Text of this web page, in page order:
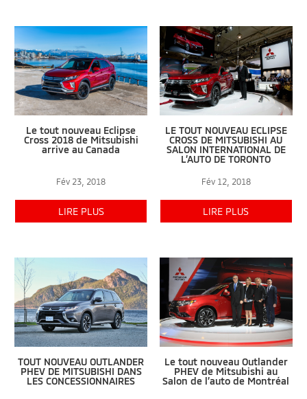
Le tout nouveau Eclipse
Cross 2018 de Mitsubishi
arrive au Canada
Fév 23, 2018
LIRE PLUS
TOUT NOUVEAU OUTLANDER
PHEV DE MITSUBISHI DANS
LES CONCESSIONNAIRES
LE TOUT NOUVEAU ECLIPSE
CROSS DE MITSUBISHI AU
SALON INTERNATIONAL DE
L’AUTO DE TORONTO
Fév 12, 2018
LIRE PLUS
Le tout nouveau Outlander
PHEV de Mitsubishi au
Salon de l’auto de Montréal